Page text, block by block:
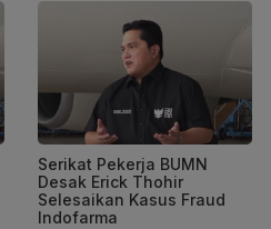
Serikat Pekerja BUMN
Desak Erick Thohir
Selesaikan Kasus Fraud
Indofarma